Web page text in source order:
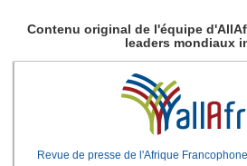
Contenu original de l'équipe
leaders mondiaux
Revue de presse de l'Afrique